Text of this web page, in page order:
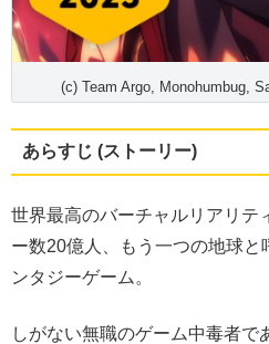
(c) Team Argo, Monohumbug,
あらすじ (ストーリー)
世界最高のバーチャルリアリテ
ー数20億人、もう一つの地球
ンタジーゲーム。
しがない無職のゲーム中毒者で